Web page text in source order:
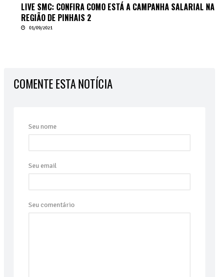
LIVE SMC: CONFIRA COMO ESTÁ A CAMPANHA SALARIAL NA
REGIÃO DE PINHAIS 2
01/09/2021
COMENTE ESTA NOTÍCIA
Seu nome
Seu email
Seu comentário